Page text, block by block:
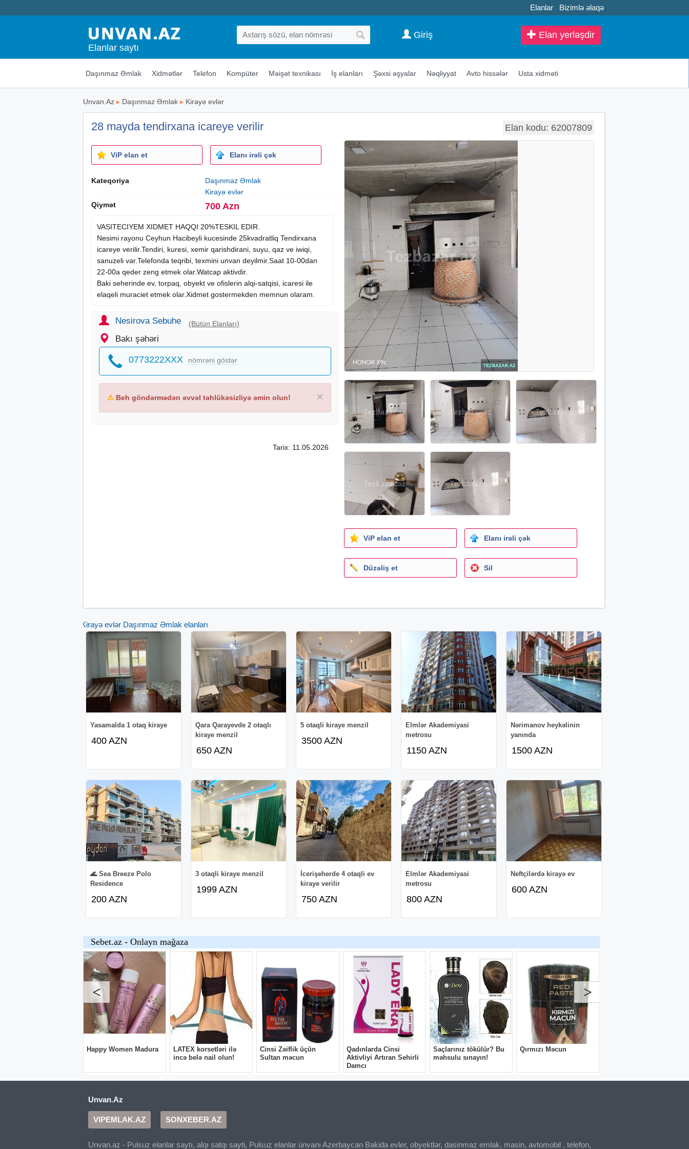
Elanlar Bizimlə əlaqə
Elanlar saytı
Elan yerləşdir
Giriş
Daşınmaz Əmlak Xidmətlər Telefon Kompüter Məişət texnikası İş elanları Şəxsi əşyalar Nəqliyyat Avto hissələr Usta xidməti
Unvan.Az ▸ Daşınmaz Əmlak ▸ Kirayə evlər
28 mayda tendirxana icareye verilir Elan kodu: 62007809
ViP elan et Elanı irəli çək
Kateqoriya
Daşınmaz Əmlak
Kirayə evlər
Qiymət
700 Azn
VASITECIYEM XIDMET HAQQI 20%TESKIL EDIR.
Nesimi rayonu Ceyhun Hacibeyli kucesinde 25kvadratliq Tendirxana
icareye verilir.Tendiri, kuresi, xemir qarishdirani, suyu, qaz ve iwiqi,
sanuzeli var.Telefonda teqribi, texmini unvan deyilmir.Saat 10-00dan
22-00a qeder zeng etmek olar.Watcap aktivdir.
Baki seherinde ev, torpaq, obyekt ve ofislerin alqi-satqisi, icaresi ile
elaqeli muraciet etmek olar.Xidmet gostermekden memnun olaram.
Nesirova Sebuhe (Bütün Elanları)
Bakı şəhəri
0773222XXX nömrəni göstər
×
⚠ Beh göndərmədən əvvəl təhlükəsizliyə əmin olun!
Tarix: 11.05.2026
ViP elan et Elanı irəli çək
Düzəliş et Sil
Kirayə evlər Daşınmaz Əmlak elanları
Yasamalda 1 otaq kiraye
400 AZN
Qara Qarayevde 2 otaqlı
kiraye menzil
650 AZN
5 otaqli kiraye menzil
3500 AZN
Elmlər Akademiyasi
metrosu
1150 AZN
Nərimanov heykəlinin
yanında
1500 AZN
🌊 Sea Breeze Polo
Residence
200 AZN
3 otaqli kiraye menzil
1999 AZN
İcerişeherde 4 otaqli ev
kiraye verilir
750 AZN
Elmlər Akademiyasi
metrosu
800 AZN
Neftçilərdə kirayə ev
600 AZN
Unvan.Az
VIPEMLAK.AZ SONXEBER.AZ
Unvan.az - Pulsuz elanlar saytı, alqı satqı sayti, Pulsuz elanlar ünvanı Azerbaycan Bakida evler, obyektlər, dasinmaz emlak, masin, avtomobil , telefon,